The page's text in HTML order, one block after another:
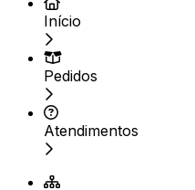
Início
Pedidos
Atendimentos